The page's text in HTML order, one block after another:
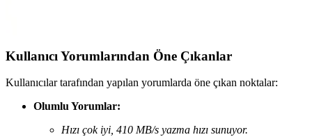
Kullanıcı Yorumlarından Öne Çıkanlar
Kullanıcılar tarafından yapılan yorumlarda öne çıkan noktalar:
Olumlu Yorumlar:
Hızı çok iyi, 410 MB/s yazma hızı sunuyor.